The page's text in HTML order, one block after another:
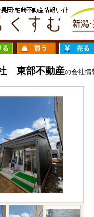
東部不動産の会社情